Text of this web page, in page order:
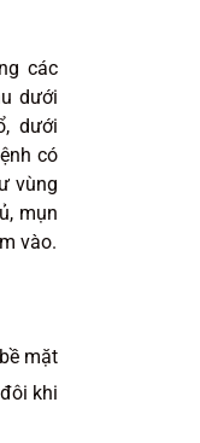
các
dưới
dưới
có
vùng
mụn
vào.
mặt
khi